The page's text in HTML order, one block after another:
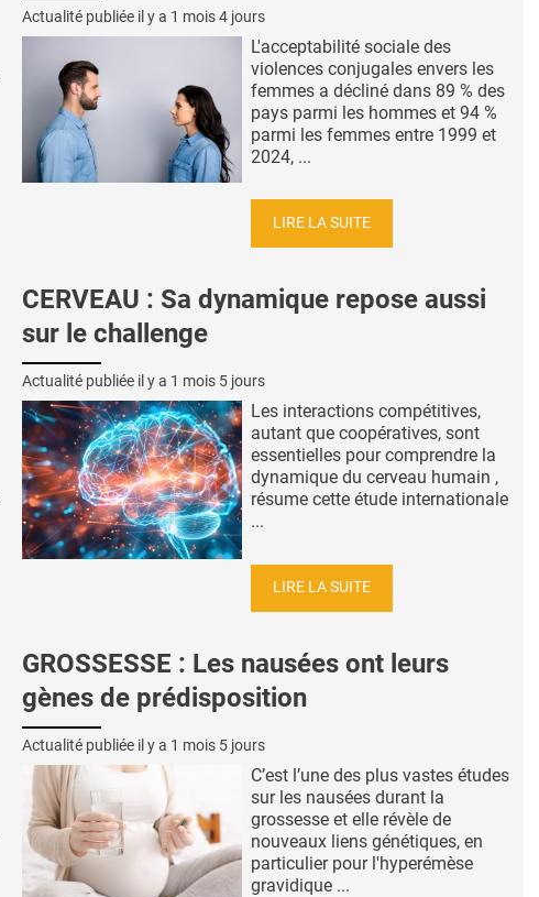
Actualité publiée il y a 1 mois 4 jours
L'acceptabilité sociale des
violences conjugales envers les
femmes a décliné dans 89 % des
pays parmi les hommes et 94 %
parmi les femmes entre 1999 et
2024, ...
LIRE LA SUITE
CERVEAU : Sa dynamique repose aussi
sur le challenge
Actualité publiée il y a 1 mois 5 jours
Les interactions compétitives,
autant que coopératives, sont
essentielles pour comprendre la
dynamique du cerveau humain ,
résume cette étude internationale
...
LIRE LA SUITE
GROSSESSE : Les nausées ont leurs
gènes de prédisposition
Actualité publiée il y a 1 mois 5 jours
C’est l’une des plus vastes études
sur les nausées durant la
grossesse et elle révèle de
nouveaux liens génétiques, en
particulier pour l'hyperémèse
gravidique ...